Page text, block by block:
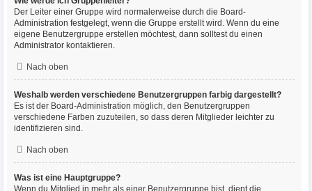
Der Leiter einer Gruppe wird normalerweise durch die Board-
Administration festgelegt, wenn die Gruppe erstellt wird. Wenn du eine
eigene Benutzergruppe erstellen möchtest, dann solltest du einen
Administrator kontaktieren.
Nach oben
Weshalb werden verschiedene Benutzergruppen farbig dargestellt?
Es ist der Board-Administration möglich, den Benutzergruppen
verschiedene Farben zuzuteilen, so dass deren Mitglieder leichter zu
identifizieren sind.
Nach oben
Was ist eine Hauptgruppe?
Wenn du Mitglied in mehr als einer Benutzergruppe bist, dient die